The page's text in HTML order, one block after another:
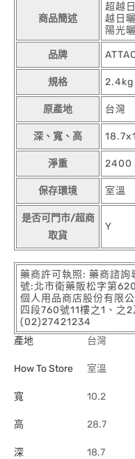
商品簡述
超越
越日
陽光
品牌
規格 2.4kg
原產地 台灣
深、寬、高
淨重 2400
保存環境 室溫
是否可門市/超商
取貨
Y
藥商許可執照: 藥商諮
號:北市衛藥販松字第
個人用品商店股份有限
四段760號11樓之1、之
(02)27421234
產地
台灣
How To Store 室溫
寬 10.2
高 28.7
深 18.7